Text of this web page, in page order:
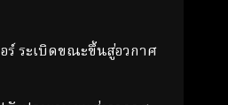
ระเบิดขณะขึ้นสู่อวกาศ